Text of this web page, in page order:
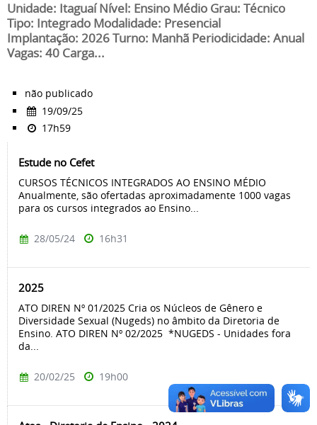
Unidade: Itaguaí Nível: Ensino Médio Grau: Técnico
Tipo: Integrado Modalidade: Presencial
Implantação: 2026 Turno: Manhã Periodicidade: Anual
Vagas: 40 Carga...
não publicado
19/09/25
17h59
Estude no Cefet
CURSOS TÉCNICOS INTEGRADOS AO ENSINO MÉDIO
Anualmente, são ofertadas aproximadamente 1000 vagas
para os cursos integrados ao Ensino...
28/05/24 16h31
2025
ATO DIREN Nº 01/2025 Cria os Núcleos de Gênero e
Diversidade Sexual (Nugeds) no âmbito da Diretoria de
Ensino. ATO DIREN Nº 02/2025 *NUGEDS - Unidades fora
da...
20/02/25 19h00